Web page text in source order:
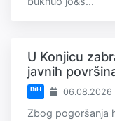
U Konjicu
javnih
BiH 06.08.2026
Zbog pogoršanja